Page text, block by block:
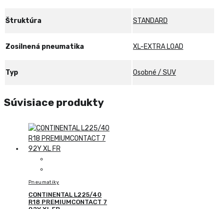
Štruktúra STANDARD
Zosilnená pneumatika XL-EXTRA LOAD
Typ Osobné / SUV
Súvisiace produkty
Pneumatiky
CONTINENTAL L225/40
R18 PREMIUMCONTACT 7